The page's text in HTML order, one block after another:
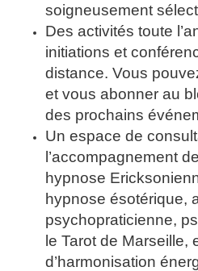
soigneusement
Des activités toute
initiations et
distance. Vous
et vous abonner au
des prochains
Un espace de
l’accompagnement
hypnose
hypnose ésotérique,
psychopraticienne,
le Tarot de Marseille,
d’harmonisation